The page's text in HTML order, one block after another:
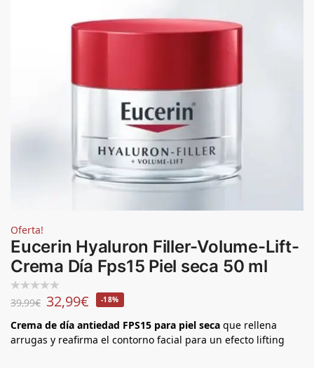
Oferta!
Eucerin Hyaluron Filler-Volume-Lift-
Crema Día Fps15 Piel seca 50 ml
39,99€ 32,99€ -18%
Crema de día antiedad FPS15 para piel seca que rellena
arrugas y reafirma el contorno facial para un efecto lifting